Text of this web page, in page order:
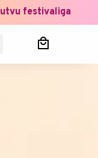
festivaliga